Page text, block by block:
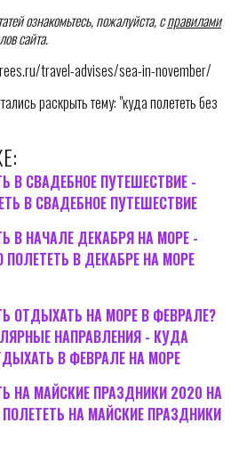
ознакомьтесь, пожалуйста, справилами
сайта.
travel-advises/sea-in-november/
раскрыть тему: "куда полететь без
В СВАДЕБНОЕ ПУТЕШЕСТВИЕ -
В СВАДЕБНОЕ ПУТЕШЕСТВИЕ
В НАЧАЛЕ ДЕКАБРЯ НА МОРЕ -
В ДЕКАБРЕ НА МОРЕ
ОТДЫХАТЬ НА МОРЕ В ФЕВРАЛЕ?
НАПРАВЛЕНИЯ - КУДА
В ФЕВРАЛЕ НА МОРЕ
НА МАЙСКИЕ ПРАЗДНИКИ 2020 НА
НА МАЙСКИЕ ПРАЗДНИКИ